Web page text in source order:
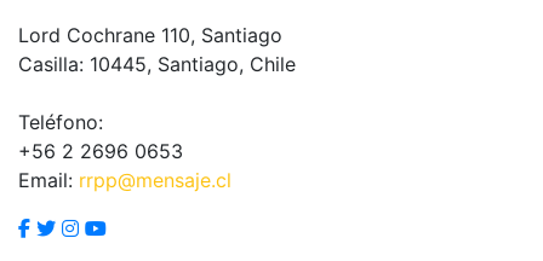
Lord Cochrane 110, Santiago
Casilla: 10445, Santiago, Chile
Teléfono:
+56 2 2696 0653
Email: rrpp@mensaje.cl